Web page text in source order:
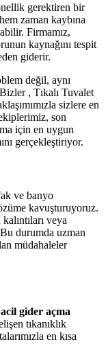
gerektiren bir
zaman kaybına
Firmamız,
kaynağını tespit
giderir.
değil, aynı
, Tıkalı Tuvalet
sizlere en
son
için en uygun
gerçekleştiriyor.
ve banyo
kavuşturuyoruz.
veya
Bu durumda uzman
müdahaleler
gider açma
tıkanıklık
en kısa